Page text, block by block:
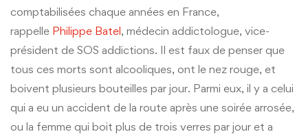
comptabilisées chaque années en France,
rappelle Philippe Batel, médecin addictologue, vice-
président de SOS addictions. Il est faux de penser que
tous ces morts sont alcooliques, ont le nez rouge, et
boivent plusieurs bouteilles par jour. Parmi eux, il y a celui
qui a eu un accident de la route après une soirée arrosée,
ou la femme qui boit plus de trois verres par jour et a